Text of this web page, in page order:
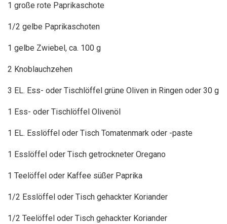
1 große rote Paprikaschote
1/2 gelbe Paprikaschoten
1 gelbe Zwiebel, ca. 100 g
2 Knoblauchzehen
3 EL. Ess- oder Tischlöffel grüne Oliven in Ringen oder 30 g
1 Ess- oder Tischlöffel Olivenöl
1 EL. Esslöffel oder Tisch Tomatenmark oder -paste
1 Esslöffel oder Tisch getrockneter Oregano
1 Teelöffel oder Kaffee süßer Paprika
1/2 Esslöffel oder Tisch gehackter Koriander
1/2 Teelöffel oder Tisch gehackter Koriander